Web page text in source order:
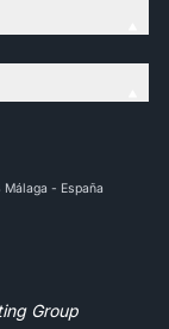
- España
Group